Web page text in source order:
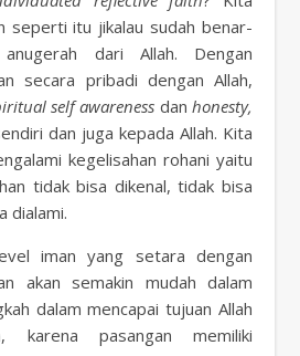
seperti itu jikalau sudah benar-
dari Allah. Dengan
secara pribadi dengan Allah,
self awareness danhonesty,
dan juga kepada Allah. Kita
kegelisahan rohani yaitu
tidak bisa dikenal, tidak bisa
dialami.
iman yang setara dengan
akan semakin mudah dalam
dalam mencapai tujuan Allah
karena pasangan memiliki